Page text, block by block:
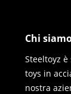
Chi
Steeltoyz
toys in
nostra